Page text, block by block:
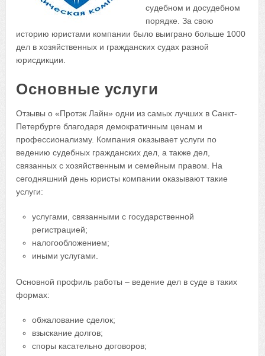
судебном и досудебном
порядке. За свою
историю юристами компании было выиграно больше 1000
дел в хозяйственных и гражданских судах разной
юрисдикции.
Основные услуги
Отзывы о «Протэк Лайн» одни из самых лучших в Санкт-
Петербурге благодаря демократичным ценам и
профессионализму. Компания оказывает услуги по
ведению судебных гражданских дел, а также дел,
связанных с хозяйственным и семейным правом. На
сегодняшний день юристы компании оказывают такие
услуги:
услугами, связанными с государственной
регистрацией;
налогообложением;
иными услугами.
Основной профиль работы – ведение дел в суде в таких
формах:
обжалование сделок;
взыскание долгов;
споры касательно договоров;